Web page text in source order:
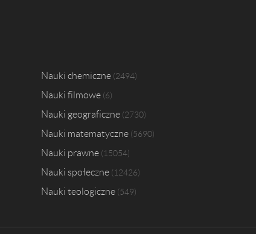
Nauki chemiczne 2494
Nauki filmowe 6
Nauki geograficzne 2730
Nauki matematyczne 5690
Nauki prawne 15054
Nauki społeczne 12426
Nauki teologiczne 549